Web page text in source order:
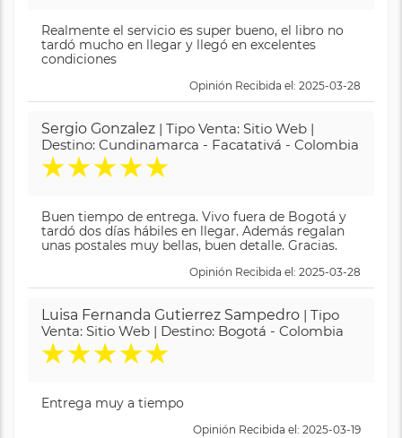
Realmente el servicio es super bueno, el libro no
tardó mucho en llegar y llegó en excelentes
condiciones
Opinión Recibida el: 2025-03-28
Sergio Gonzalez | Tipo Venta: Sitio Web |
Destino: Cundinamarca - Facatativá - Colombia
★★★★★
Buen tiempo de entrega. Vivo fuera de Bogotá y
tardó dos días hábiles en llegar. Además regalan
unas postales muy bellas, buen detalle. Gracias.
Opinión Recibida el: 2025-03-28
Luisa Fernanda Gutierrez Sampedro | Tipo
Venta: Sitio Web | Destino: Bogotá - Colombia
★★★★★
Entrega muy a tiempo
Opinión Recibida el: 2025-03-19